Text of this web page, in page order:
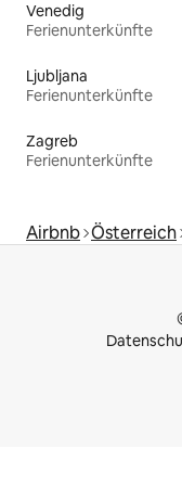
Venedig
Ferienunterkünfte
Ljubljana
Ferienunterkünfte
Zagreb
Ferienunterkünfte
Airbnb Österreich